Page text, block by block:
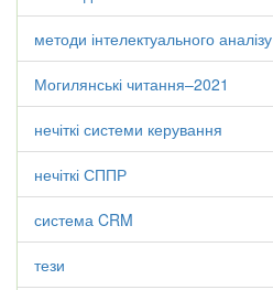
методи інтелектуального аналізу
Могилянські читання–2021
нечіткі системи керування
нечіткі СППР
система CRM
тези